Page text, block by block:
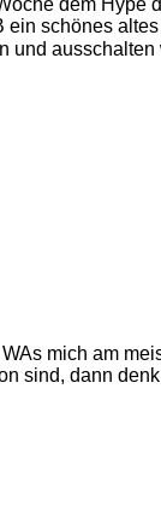
dem
schönes
mich am
sind, dann